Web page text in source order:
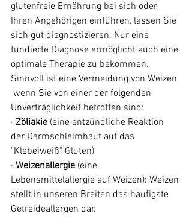
glutenfreie Ernährung bei sich oder
Ihren Angehörigen einführen, lassen Sie
sich gut diagnostizieren. Nur eine
fundierte Diagnose ermöglicht auch eine
optimale Therapie zu bekommen.
Sinnvoll ist eine Vermeidung von Weizen
wenn Sie von einer der folgenden
Unverträglichkeit betroffen sind:
· Zöliakie (eine entzündliche Reaktion
der Darmschleimhaut auf das
"Klebeiweiß" Gluten)
· Weizenallergie (eine
Lebensmittelallergie auf Weizen): Weizen
stellt in unseren Breiten das häufigste
Getreideallergen dar.